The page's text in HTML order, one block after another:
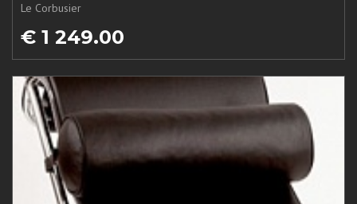
Le Corbusier
€ 1 249.00